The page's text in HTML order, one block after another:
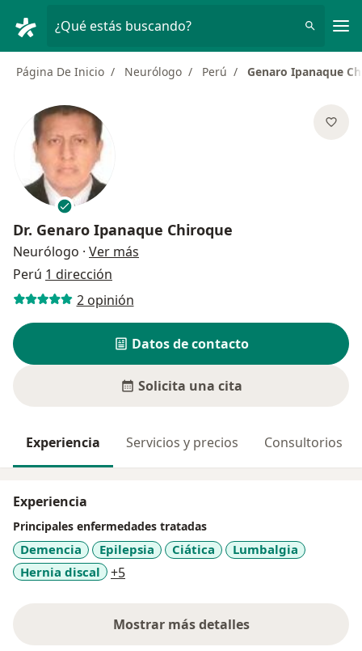
¿Qué estás buscando?
Página De Inicio Neurólogo Perú Genaro Ipanaque
Dr. Genaro Ipanaque Chiroque
Neurólogo · Ver más
Perú 1 dirección
2 opinión
Datos de contacto
Solicita una cita
Experiencia Servicios y precios Consultorios
Experiencia
Principales enfermedades tratadas
Demencia Epilepsia Ciática
Lumbalgia
Hernia discal
+5a11y_sr_more_diseases
Mostrar más detalles
sobre la experiencia